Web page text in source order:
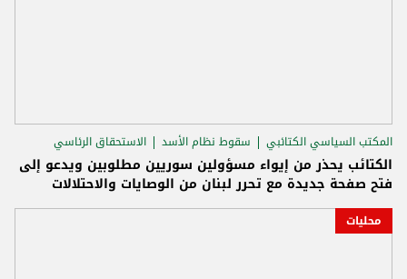
المكتب السياسي الكتائبي سقوط نظام الأسد الاستحقاق الرئاسي
الكتائب يحذر من إيواء مسؤولين سوريين مطلوبين ويدعو إلى
فتح صفحة جديدة مع تحرر لبنان من الوصايات والاحتلالات
محليات